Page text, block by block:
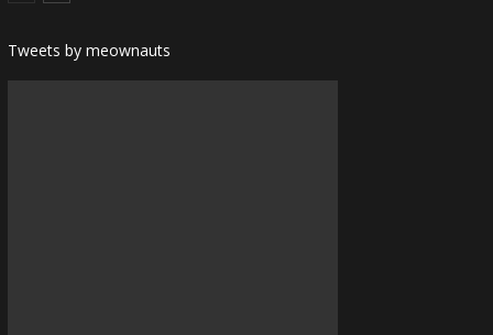
Tweets by meownauts